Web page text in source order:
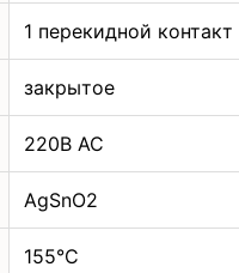
1 перекидной контакт
закрытое
220В АС
AgSnO2
155°C